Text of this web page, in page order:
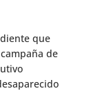
que
de